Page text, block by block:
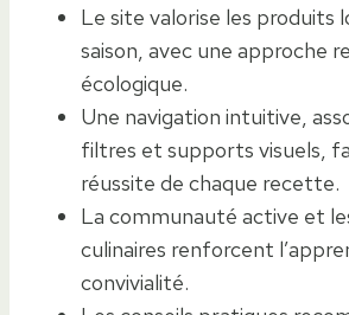
Le site valorise les produits
saison, avec une approche
écologique.
Une navigation intuitive,
filtres et supports visuels,
réussite de chaque recette.
La communauté active et
culinaires renforcent
convivialité.